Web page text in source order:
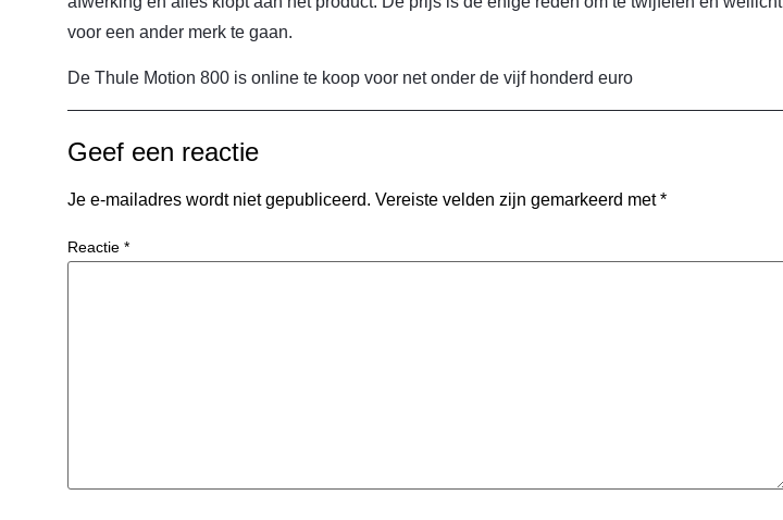
voor een ander merk te gaan.
De Thule Motion 800 is online te koop voor net onder de vijf honderd euro
Geef een reactie
Je e-mailadres wordt niet gepubliceerd. Vereiste velden zijn gemarkeerd met*
Reactie *